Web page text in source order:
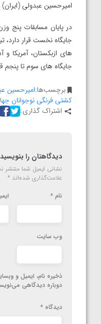
امیرحسین عبدولی (ایران)
جایگاه های سوم تا پنجم
برچسب‌ها:امیرحسین
کشتی فرنگی نوجوانان
اشتراک گذاری:
دیدگاهتان را بنویسید
نشانی ایمیل شما منتشر
علامت‌گذاری شده‌اند *
نام *
وب‌ سایت
ذخیره نام، ایمیل و
دوباره دیدگاهی
دیدگاه *